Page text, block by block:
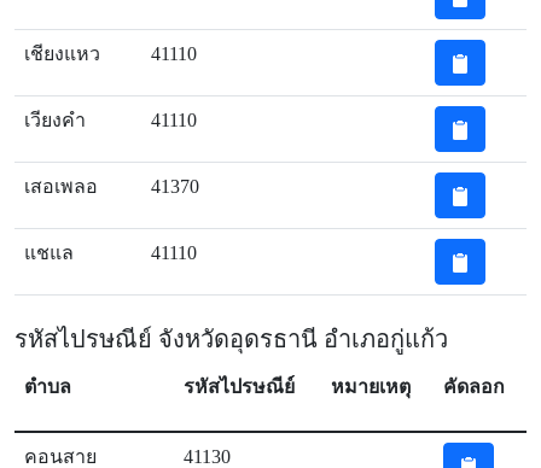
เชียงแหว 41110
เวียงคำ 41110
เสอเพลอ 41370
แชแล 41110
รหัสไปรษณีย์ จังหวัดอุดรธานี อำเภอกู่แก้ว
ตำบล รหัสไปรษณีย์ หมายเหตุ คัดลอก
คอนสาย 41130